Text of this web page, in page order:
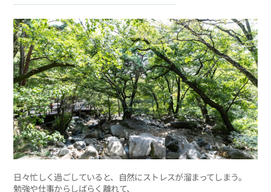
日々忙しく過ごしていると、自然にストレスが溜まってしまう。
勉強や仕事からしばらく離れて、